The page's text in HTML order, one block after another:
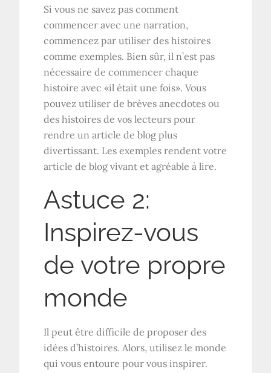
Si vous ne savez pas comment
commencer avec une narration,
commencez par utiliser des histoires
comme exemples. Bien sûr, il n’est pas
nécessaire de commencer chaque
histoire avec «il était une fois». Vous
pouvez utiliser de brèves anecdotes ou
des histoires de vos lecteurs pour
rendre un article de blog plus
divertissant. Les exemples rendent votre
article de blog vivant et agréable à lire.
Astuce 2:
Inspirez-vous
de votre propre
monde
Il peut être difficile de proposer des
idées d’histoires. Alors, utilisez le monde
qui vous entoure pour vous inspirer.